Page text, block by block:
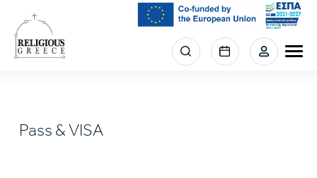
main
content
Menu
section
Pass & VISA